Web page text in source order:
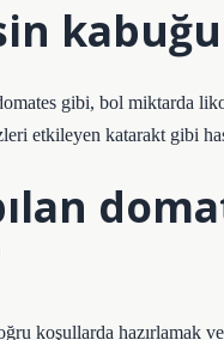
kabuğu
gibi, bol miktarda
etkileyen katarakt gibi
koşullarda hazırlamak